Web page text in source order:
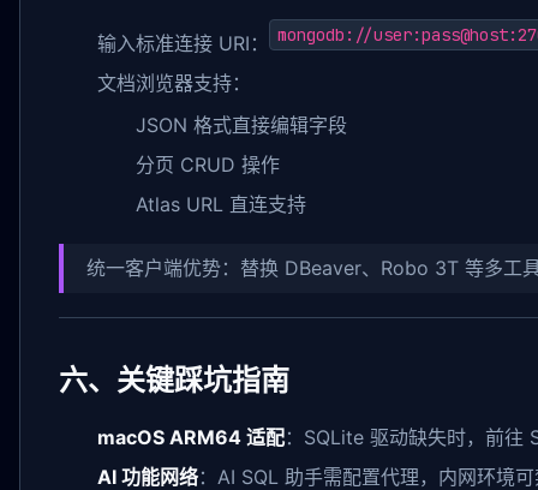
输入标准连接 URI： mongodb://
文档浏览器支持：
JSON 格式直接编辑字段
分页 CRUD 操作
Atlas URL 直连支持
统一客户端优势：替换 DBeaver、Robo 3T 等多工
六、关键踩坑指南
macOS ARM64 适配：SQLite 驱动缺失时，前
AI 功能网络：AI SQL 助手需配置代理，内网环境